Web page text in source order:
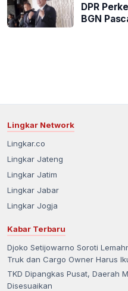
DPR
BGN
Lingkar Network
Lingkar.co
Lingkar Jateng
Lingkar Jatim
Lingkar Jabar
Lingkar Jogja
Kabar Terbaru
Djoko Setijowarno Soroti
Truk dan Cargo Owner Harus
TKD Dipangkas Pusat, Daerah
Disesuaikan